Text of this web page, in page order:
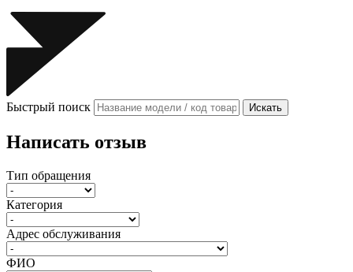
Быстрый поиск Искать
Написать отзыв
Тип обращения
Категория
Адрес обслуживания
ФИО